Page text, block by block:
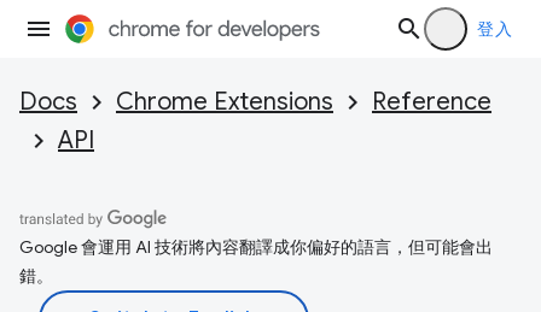
登入
Docs Chrome Extensions
Reference
API
Google 會運用 AI 技術將內容翻譯成你偏好的語言，但可能會出
錯。